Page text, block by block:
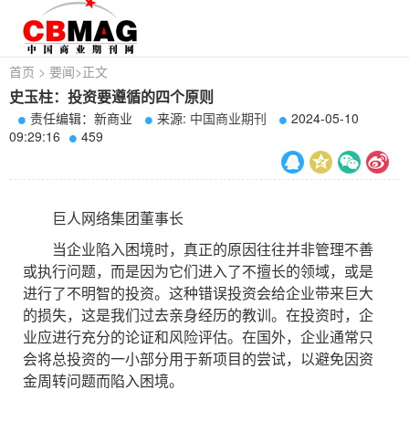
首页 > 要闻>正文
史玉柱：投资要遵循的四个原则
责任编辑：新商业 来源: 中国商业期刊
2024-05-10
09:29:16
459
巨人网络集团董事长
当企业陷入困境时，真正的原因往往并非管理不善
或执行问题，而是因为它们进入了不擅长的领域，或是
进行了不明智的投资。这种错误投资会给企业带来巨大
的损失，这是我们过去亲身经历的教训。在投资时，企
业应进行充分的论证和风险评估。在国外，企业通常只
会将总投资的一小部分用于新项目的尝试，以避免因资
金周转问题而陷入困境。